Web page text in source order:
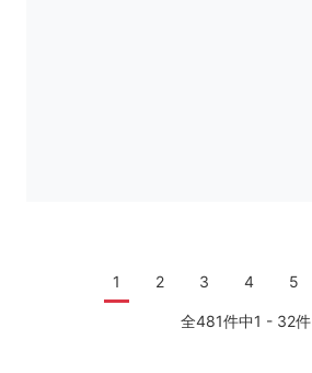
1 2 3 4 5
全481件中1 - 32件